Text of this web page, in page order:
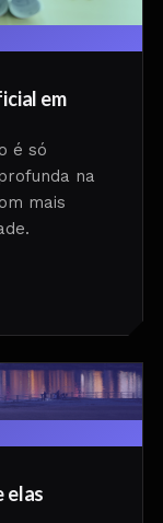
em
é só
na
mais
elas